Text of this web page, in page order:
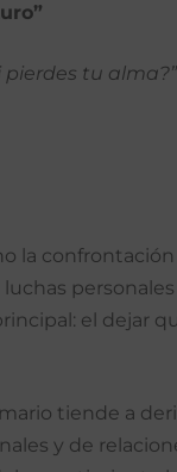
tu alma?”
la
el dejar
tiende a
y de